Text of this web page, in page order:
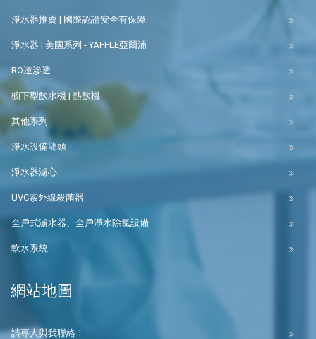
淨水器推薦 | 國際認證安全有保障
淨水器 | 美國系列 - YAFFLE亞爾浦
RO逆滲透
櫥下型飲水機 | 熱飲機
其他系列
淨水設備龍頭
淨水器濾心
UVC紫外線殺菌器
全戶式濾水器、全戶淨水除氯設備
軟水系統
網站地圖
請專人與我聯絡！